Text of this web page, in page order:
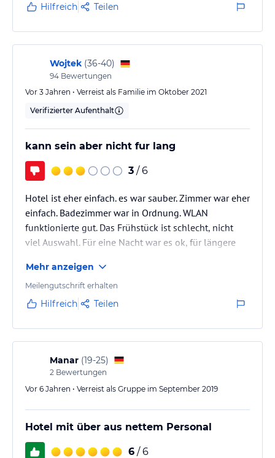
Hilfreich Teilen
Wojtek (36-40)
94 Bewertungen
Vor 3 Jahren • Verreist als Familie im Oktober 2021
Verifizierter Aufenthalt
kann sein aber nicht fur lang
3 / 6
Hotel ist eher einfach. es war sauber. Zimmer war eher
einfach. Badezimmer war in Ordnung. WLAN
funktionierte gut. Das Frühstück ist schlecht, nicht
viel Auswahl. Für eine Nacht war es ok, für längere
enttäuscht sein.
Mehr anzeigen
Meilengutschrift erhalten
Hilfreich Teilen
Manar (19-25)
2 Bewertungen
Vor 6 Jahren • Verreist als Gruppe im September 2019
Hotel mit über aus nettem Personal
6 / 6